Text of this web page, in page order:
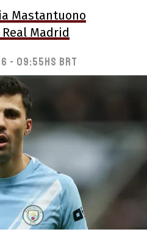
Mastantuono
Madrid
- 09:55hs BRT